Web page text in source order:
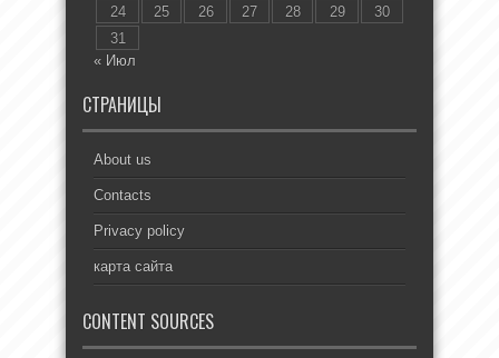
24
25 26 27 28 29
30
31
« Июл
СТРАНИЦЫ
About us
Contacts
Privacy policy
карта сайта
CONTENT SOURCES